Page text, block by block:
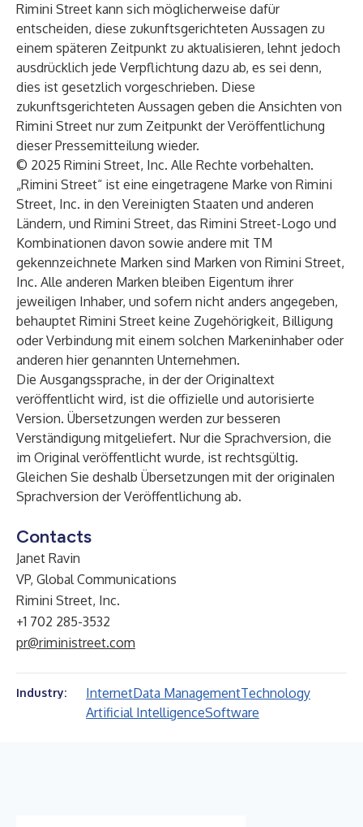
Rimini Street kann sich möglicherweise dafür
entscheiden, diese zukunftsgerichteten Aussagen zu
einem späteren Zeitpunkt zu aktualisieren, lehnt jedoch
ausdrücklich jede Verpflichtung dazu ab, es sei denn,
dies ist gesetzlich vorgeschrieben. Diese
zukunftsgerichteten Aussagen geben die Ansichten von
Rimini Street nur zum Zeitpunkt der Veröffentlichung
dieser Pressemitteilung wieder.
© 2025 Rimini Street, Inc. Alle Rechte vorbehalten.
„Rimini Street“ ist eine eingetragene Marke von Rimini
Street, Inc. in den Vereinigten Staaten und anderen
Ländern, und Rimini Street, das Rimini Street-Logo und
Kombinationen davon sowie andere mit TM
gekennzeichnete Marken sind Marken von Rimini Street,
Inc. Alle anderen Marken bleiben Eigentum ihrer
jeweiligen Inhaber, und sofern nicht anders angegeben,
behauptet Rimini Street keine Zugehörigkeit, Billigung
oder Verbindung mit einem solchen Markeninhaber oder
anderen hier genannten Unternehmen.
Die Ausgangssprache, in der der Originaltext
veröffentlicht wird, ist die offizielle und autorisierte
Version. Übersetzungen werden zur besseren
Verständigung mitgeliefert. Nur die Sprachversion, die
im Original veröffentlicht wurde, ist rechtsgültig.
Gleichen Sie deshalb Übersetzungen mit der originalen
Sprachversion der Veröffentlichung ab.
Contacts
Janet Ravin
VP, Global Communications
Rimini Street, Inc.
+1 702 285-3532
pr@riministreet.com
Industry: InternetData ManagementTechnology
Artificial IntelligenceSoftware